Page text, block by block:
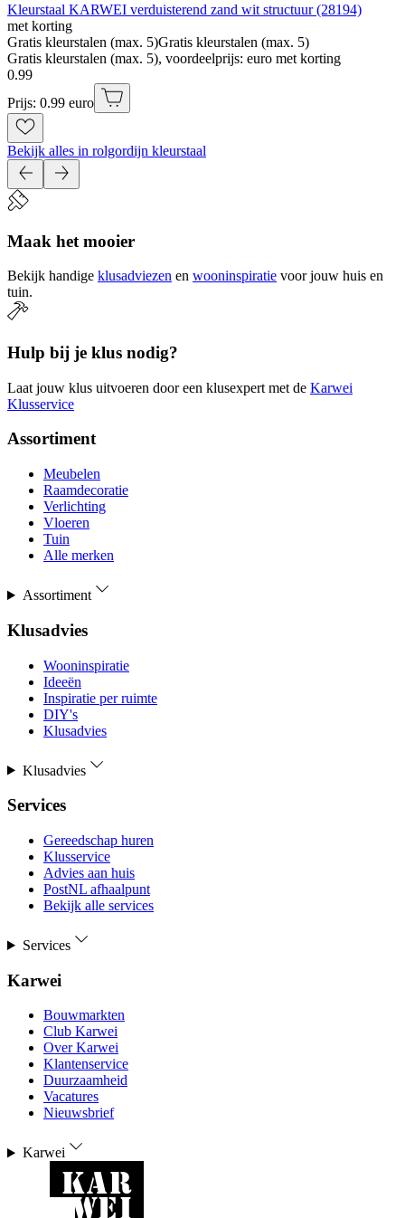
Kleurstaal KARWEI verduisterend zand wit structuur (28194)
met korting
Gratis kleurstalen (max. 5)Gratis kleurstalen (max. 5)
Gratis kleurstalen (max. 5), voordeelprijs: euro met korting
0.99
Prijs: 0.99 euro
Bekijk alles in rolgordijn kleurstaal
Maak het mooier
Bekijk handige klusadviezen en wooninspiratie voor jouw huis en
tuin.
Hulp bij je klus nodig?
Laat jouw klus uitvoeren door een klusexpert met de Karwei
Klusservice
Assortiment
Meubelen
Raamdecoratie
Verlichting
Vloeren
Tuin
Alle merken
Assortiment
Klusadvies
Wooninspiratie
Ideeën
Inspiratie per ruimte
DIY's
Klusadvies
Klusadvies
Services
Gereedschap huren
Klusservice
Advies aan huis
PostNL afhaalpunt
Bekijk alle services
Services
Karwei
Bouwmarkten
Club Karwei
Over Karwei
Klantenservice
Duurzaamheid
Vacatures
Nieuwsbrief
Karwei